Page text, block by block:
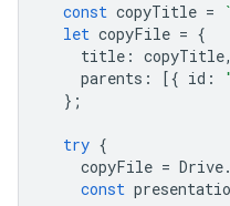
const copyTitle = `
let copyFile = {
title : copyTitle,
parents : [{ id :
};
try {
copyFile = Drive.
const